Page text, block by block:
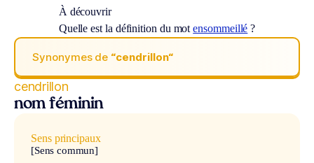
À découvrir
Quelle est la définition du motensommeillé ?
Synonymes de “cendrillon“
cendrillon
nom féminin
Sens principaux
[Sens commun]